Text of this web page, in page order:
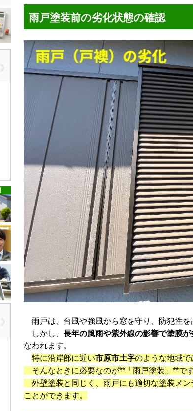
雨戸塗装前の劣化状態の確認
雨戸は、台風や強風から窓を守り、防犯性を
しかし、 長年の風雨や紫外線の影響で塗膜が
なわれます。
特に沿岸部に近い市原市土字のような地域で
そんなときに必要なのが**「雨戸塗装」**です
外壁塗装と同じく、雨戸にも適切な塗装メ
ことができます。